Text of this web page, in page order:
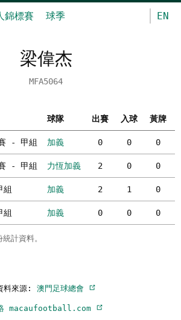
錦標賽 球季 EN
梁偉杰
MFA5064
球隊 出賽 入球 黃牌
- 甲組 加義 0 0 0
- 甲組 力恆加義 2 0 0
加義 2 1 0
加義 0 0 0
計資料。
料來源: 澳門足球總會
macaufootball.com